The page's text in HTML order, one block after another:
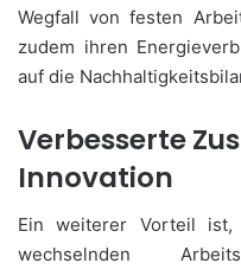
Wegfall von festen
zudem ihren
auf die
Verbesserte
Innovation
Ein weiterer Vorteil ist,
wechselnden